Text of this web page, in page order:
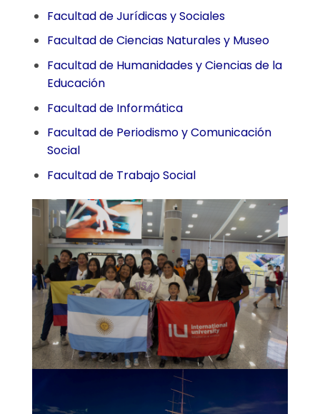
Facultad de Jurídicas y Sociales
Facultad de Ciencias Naturales y Museo
Facultad de Humanidades y Ciencias de la
Educación
Facultad de Informática
Facultad de Periodismo y Comunicación
Social
Facultad de Trabajo Social